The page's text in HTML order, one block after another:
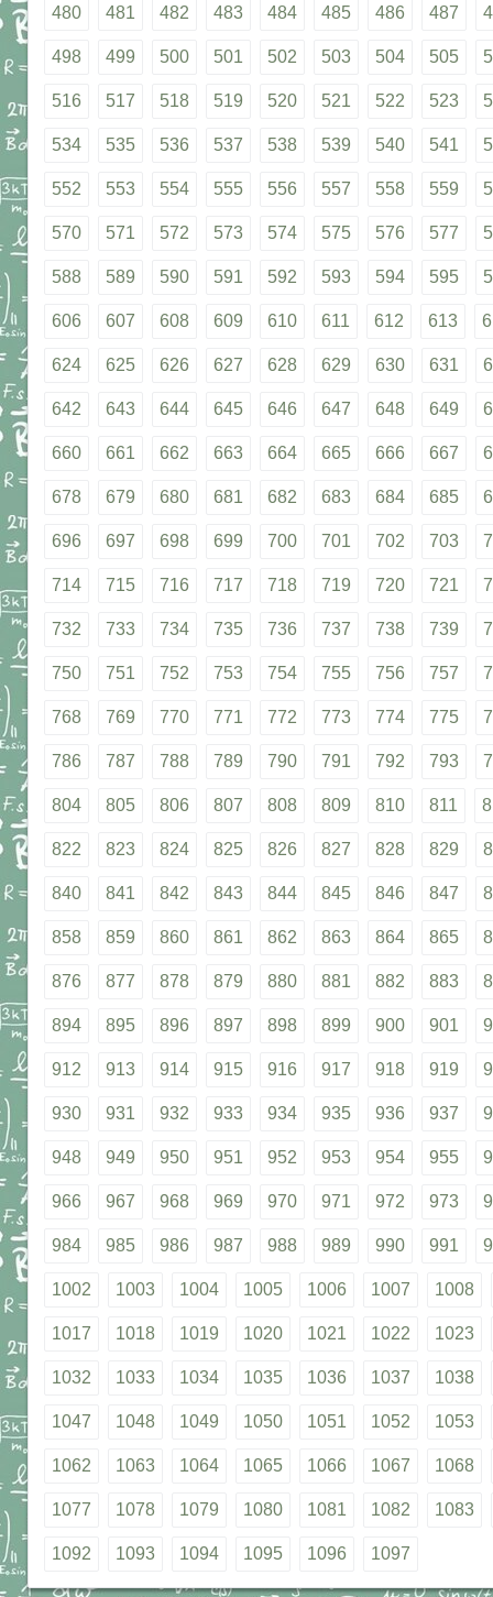
480 481 482 483 484 485 486 487
498 499 500 501 502 503 504 505
516 517 518 519 520 521 522 523
534 535 536 537 538 539 540 541
552 553 554 555 556 557 558 559
570 571 572 573 574 575 576 577
588 589 590 591 592 593 594 595
606 607 608 609 610 611 612 613
624 625 626 627 628 629 630 631
642 643 644 645 646 647 648 649
660 661 662 663 664 665 666 667
678 679 680 681 682 683 684 685
696 697 698 699 700 701 702 703
714 715 716 717 718 719 720 721
732 733 734 735 736 737 738 739
750 751 752 753 754 755 756 757
768 769 770 771 772 773 774 775
786 787 788 789 790 791 792 793
804 805 806 807 808 809 810 811
822 823 824 825 826 827 828 829
840 841 842 843 844 845 846 847
858 859 860 861 862 863 864 865
876 877 878 879 880 881 882 883
894 895 896 897 898 899 900 901
912 913 914 915 916 917 918 919
930 931 932 933 934 935 936 937
948 949 950 951 952 953 954 955
966 967 968 969 970 971 972 973
984 985 986 987 988 989 990 991
1002 1003 1004 1005 1006 1007 1008
1017 1018 1019 1020 1021 1022 1023
1032 1033 1034 1035 1036 1037 1038
1047 1048 1049 1050 1051 1052 1053
1062 1063 1064 1065 1066 1067 1068
1077 1078 1079 1080 1081 1082 1083
1092 1093 1094 1095 1096 1097